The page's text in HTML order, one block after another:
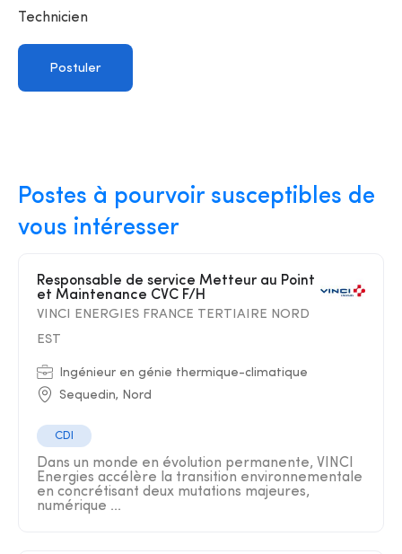
Technicien
Postuler
Postes à pourvoir susceptibles de
vous intéresser
Responsable de service Metteur au Point
et Maintenance CVC F/H
VINCI ENERGIES FRANCE TERTIAIRE NORD
EST
Ingénieur en génie thermique-climatique
Sequedin, Nord
CDI
Dans un monde en évolution permanente, VINCI
Energies accélère la transition environnementale
en concrétisant deux mutations majeures,
numérique ...